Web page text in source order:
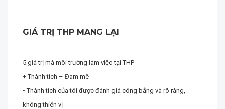
GIÁ TRỊ THP MANG LẠI
5 giá trị mà môi trường làm việc tại THP
+ Thành tích – Đam mê
• Thành tích của tôi được đánh giá công bằng và rõ ràng,
không thiên vị